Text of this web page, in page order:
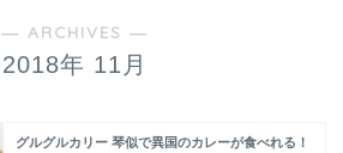
― ARCHIVES ―
2018年 11月
グルグルカリー 琴似で異国のカレーが食べれる！